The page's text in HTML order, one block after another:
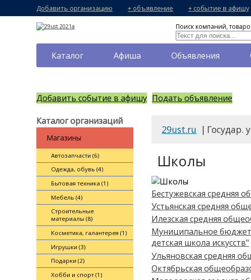
Добавить организацию + объявление + событие в афишу
Поиск компаний,
Каталог Афиша Объявления
Добавить событие в афишу Подать объявление
Каталог организаций
Магазины
Автозапчасти (6)
Одежда, обувь (4)
Бытовая техника (1)
Мебель (4)
Строительные
материалы (8)
Косметика, галантерея (1)
Игрушки (3)
Подарки (2)
Хобби и спорт (1)
29ust.ru | Государ.
Школы
Бестужевская средняя
Устьянская средняя
Илезская средняя
Муниципальное
детская школа искусств"
Ульяновская средняя
Октябрьская